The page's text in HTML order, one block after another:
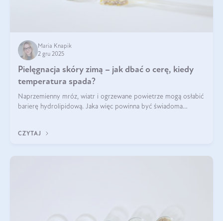
Maria Knapik
2 gru 2025
Pielęgnacja skóry zimą – jak dbać o cerę, kiedy
temperatura spada?
Naprzemienny mróz, wiatr i ogrzewane powietrze mogą osłabić
barierę hydrolipidową. Jaka więc powinna być świadoma
CZYTAJ